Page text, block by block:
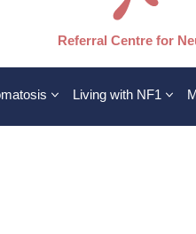
Referral Centre for
Living with NF1